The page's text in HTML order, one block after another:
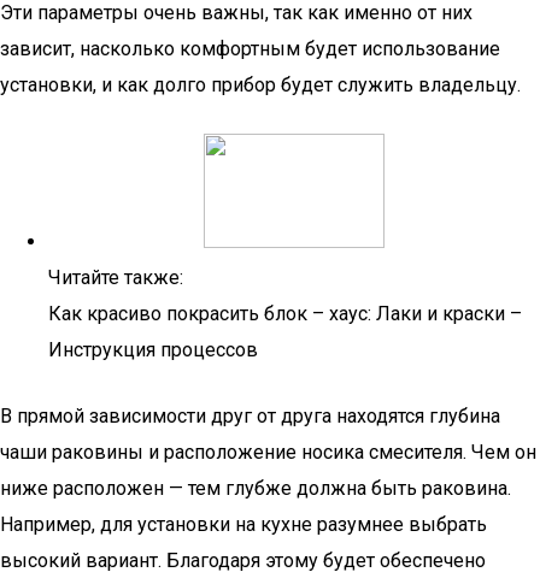
Эти параметры очень важны, так как именно от них
зависит, насколько комфортным будет использование
установки, и как долго прибор будет служить владельцу.
Читайте также:
Как красиво покрасить блок – хаус: Лаки и краски –
Инструкция процессов
В прямой зависимости друг от друга находятся глубина
чаши раковины и расположение носика смесителя. Чем он
ниже расположен — тем глубже должна быть раковина.
Например, для установки на кухне разумнее выбрать
высокий вариант. Благодаря этому будет обеспечено